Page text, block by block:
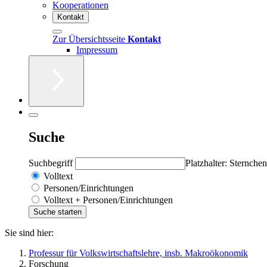
Kooperationen
Kontakt
Zur Übersichtsseite Kontakt
Impressum
Suche
Suchbegriff
Platzhalter:
Volltext
Personen/Einrichtungen
Volltext + Personen/Einrichtungen
Sie sind hier:
Professur für Volkswirtschaftslehre, insb. Makroökonomik
Forschung